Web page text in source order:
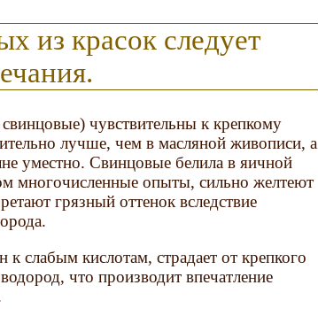
из красок следует
чувствительны к крепкому
лучше, чем в масляной живописи, а
уместно. Свинцовые белила в яичной
многочисленные опыты, сильно желтеют
грязный оттенок вследствие
к слабым кислотам, страдает от крепкого
что производит впечатление